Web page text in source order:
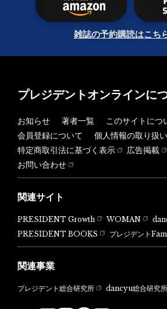
雑誌の予約購読はこち
プレジデントオンラインに
お知らせ 著者一覧
このサイトにつ
会員登録について
個人情報の取り扱い
特定商取引法に基づく表示
広告掲載
お問い合わせ
関連サイト
PRESIDENT Growth WOMAN
PRESIDENT BOOKS
プレジデント
関連事業
プレジデント総合研究所 dancyu総合研究所